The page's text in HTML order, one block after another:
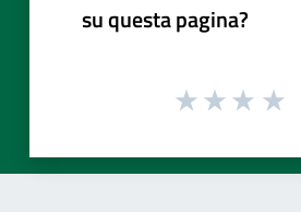
su questa pagina?